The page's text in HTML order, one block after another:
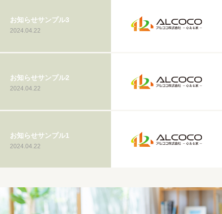
お知らせサンプル3
2024.04.22
お知らせサンプル2
2024.04.22
お知らせサンプル1
2024.04.22